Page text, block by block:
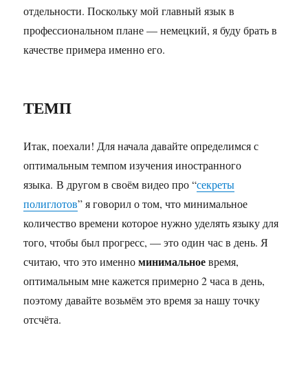
отдельности. Поскольку мой главный язык в
профессиональном плане — немецкий, я буду брать в
качестве примера именно его.
ТЕМП
Итак, поехали! Для начала давайте определимся с
оптимальным темпом изучения иностранного
языка. В другом в своём видео про “секреты
полиглотов” я говорил о том, что минимальное
количество времени которое нужно уделять языку для
того, чтобы был прогресс, — это один час в день. Я
считаю, что это именноминимальноевремя,
оптимальным мне кажется примерно 2 часа в день,
поэтому давайте возьмём это время за нашу точку
отсчёта.